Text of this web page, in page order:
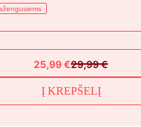
29,99€
Original
price
was:
25,99€
Current
price
is:
Į KREPŠELĮ